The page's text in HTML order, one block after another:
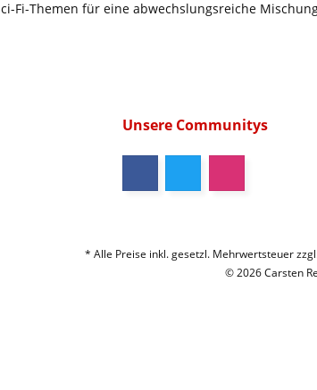
Fi-Themen für eine abwechslungsreiche
Unsere Communitys
* Alle Preise inkl. gesetzl. Mehrwertsteuer
© 2026 Carsten